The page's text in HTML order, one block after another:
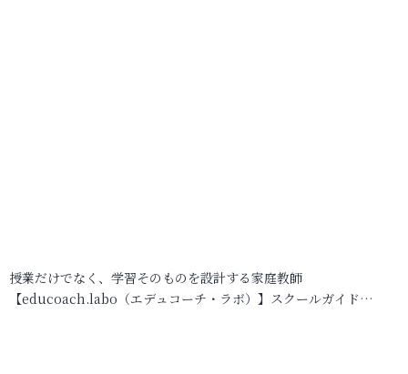
授業だけでなく、学習そのものを設計する家庭教師
【educoach.labo（エデュコーチ・ラボ）】スクールガイド…